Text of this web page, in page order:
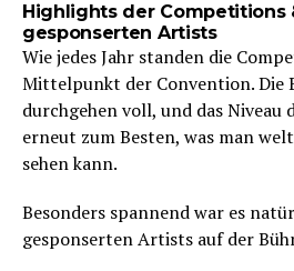
Highlights der Competitions
gesponserten Artists
Wie jedes Jahr standen die
Mittelpunkt der Convention. Die
durchgehen voll, und das
erneut zum Besten, was man
sehen kann.
Besonders spannend war es
gesponserten Artists auf der